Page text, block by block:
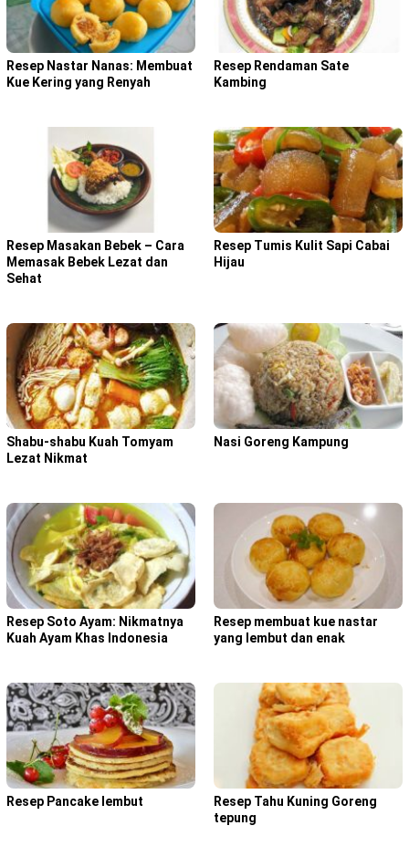
Resep Nastar Nanas: Membuat
Kue Kering yang Renyah
Resep Rendaman Sate
Kambing
Resep Masakan Bebek – Cara
Memasak Bebek Lezat dan
Sehat
Resep Tumis Kulit Sapi Cabai
Hijau
Shabu-shabu Kuah Tomyam
Lezat Nikmat
Nasi Goreng Kampung
Resep Soto Ayam: Nikmatnya
Kuah Ayam Khas Indonesia
Resep membuat kue nastar
yang lembut dan enak
Resep Pancake lembut
Resep Tahu Kuning Goreng
tepung